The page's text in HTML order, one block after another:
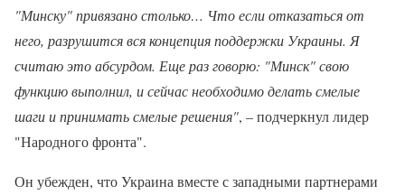
"Минску" привязано столько… Что если отказаться от
него, разрушится вся концепция поддержки Украины. Я
считаю это абсурдом. Еще раз говорю: "Минск" свою
функцию выполнил, и сейчас необходимо делать смелые
шаги и принимать смелые решения", – подчеркнул лидер
"Народного фронта".
Он убежден, что Украина вместе с западными партнерами